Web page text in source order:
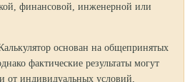
финансовой, инженерной или
основан на общепринятых
фактические результаты могут
от индивидуальных условий,